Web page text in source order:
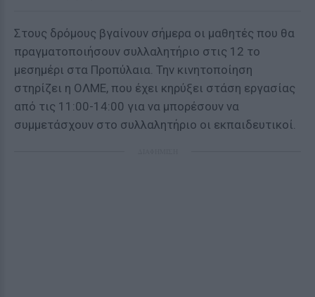
Στους δρόμους βγαίνουν σήμερα οι μαθητές που θα
πραγματοποιήσουν συλλαλητήριο στις 12 το
μεσημέρι στα Προπύλαια. Την κινητοποίηση
στηρίζει η ΟΛΜΕ, που έχει κηρύξει στάση εργασίας
από τις 11:00-14:00 για να μπορέσουν να
συμμετάσχουν στο συλλαλητήριο οι εκπαιδευτικοί.